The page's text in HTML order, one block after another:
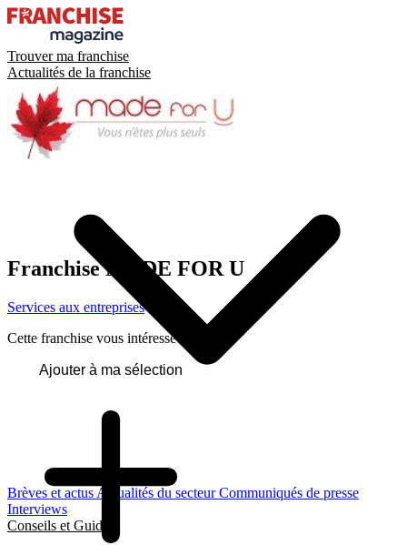
Trouver ma franchise
Actualités de la franchise
Brèves et actus Actualités du secteurCommuniqués de presse
Interviews
Conseils et Guides
Franchise MADE FOR U
Services aux entreprises
Cette franchise vous intéresse ?
Ajouter à ma sélection